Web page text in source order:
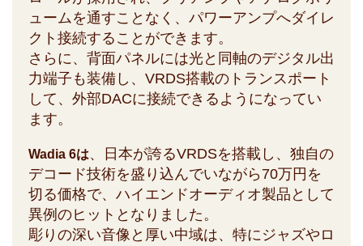
ュームを通すことなく、パワーアンプへダイレ
クト接続することができます。
さらに、背面パネルには光と同軸のデジタル出
力端子も装備し、VRDS搭載のトランスポート
して、外部DACに接続できるようになってい
ます。
Wadia 6は、日本が誇るVRDSを搭載し、独自の
デコード技術を盛り込んでいながら70万円を
切る価格で、ハイエンドオーディオ製品として
異例のヒットとなりました。
彫りの深い音像と厚い中域は、特にジャズやロ